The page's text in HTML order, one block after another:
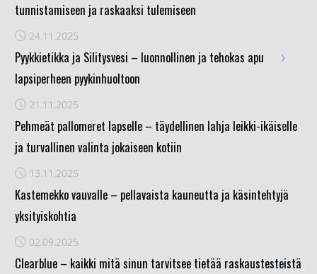
tunnistamiseen ja raskaaksi tulemiseen
24.11.2025
Pyykkietikka ja Silitysvesi – luonnollinen ja tehokas apu
lapsiperheen pyykinhuoltoon
›
21.11.2025
Pehmeät pallomeret lapselle – täydellinen lahja leikki-ikäiselle
ja turvallinen valinta jokaiseen kotiin
›
13.11.2025
Kastemekko vauvalle – pellavaista kauneutta ja käsintehtyjä
yksityiskohtia
›
02.09.2025
Clearblue – kaikki mitä sinun tarvitsee tietää raskaustesteistä
›